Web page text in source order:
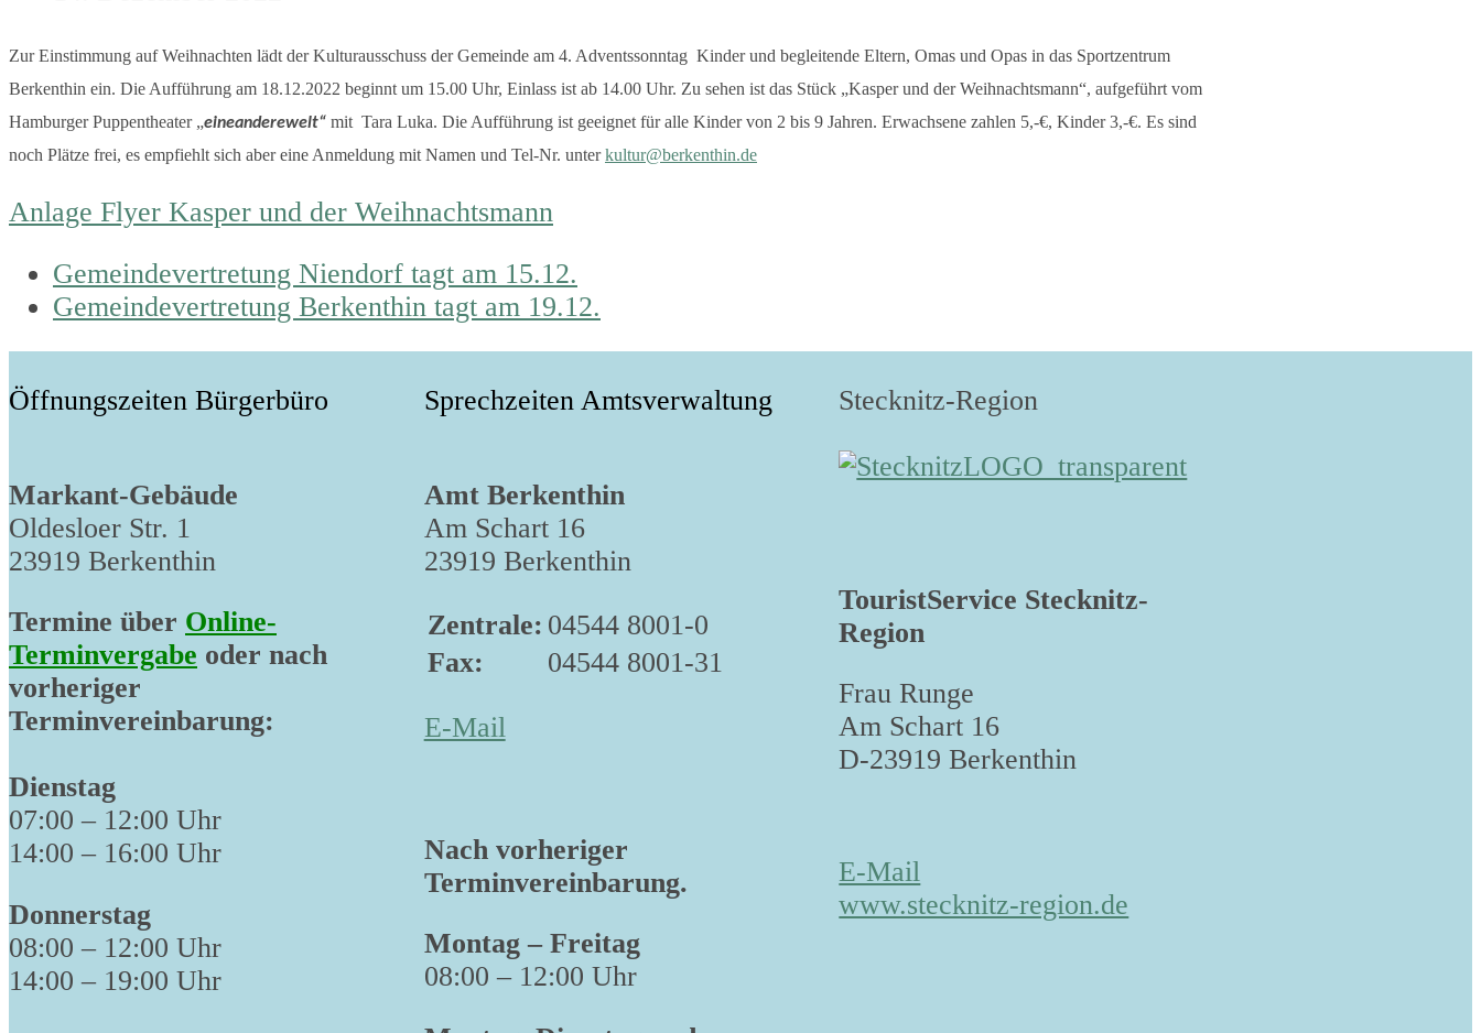
Zur Einstimmung auf Weihnachten lädt der Kulturausschuss der Gemeinde am 4. Adventssonntag Kinder und begleitende Eltern, Omas und Opas in das Sportzentrum
Berkenthin ein. Die Aufführung am 18.12.2022 beginnt um 15.00 Uhr, Einlass ist ab 14.00 Uhr. Zu sehen ist das Stück „Kasper und der Weihnachtsmann“, aufgeführt vom
Hamburger Puppentheater „eineanderewelt“ mit Tara Luka. Die Aufführung ist geeignet für alle Kinder von 2 bis 9 Jahren. Erwachsene zahlen 5,-€, Kinder 3,-€. Es sind
noch Plätze frei, es empfiehlt sich aber eine Anmeldung mit Namen und Tel-Nr. unterkultur@berkenthin.de
Anlage Flyer Kasper und der Weihnachtsmann
previous
post:
Gemeindevertretung Niendorf tagt am 15.12.
next
Gemeindevertretung Berkenthin tagt am 19.12.
Öffnungszeiten Bürgerbüro
Markant-Gebäude
Oldesloer Str. 1
23919 Berkenthin
Termine über Online-
Terminvergabe oder nach
vorheriger
Terminvereinbarung:
Dienstag
07:00 – 12:00 Uhr
14:00 – 16:00 Uhr
Donnerstag
08:00 – 12:00 Uhr
14:00 – 19:00 Uhr
Sprechzeiten Amtsverwaltung
Amt Berkenthin
Am Schart 16
23919 Berkenthin
Zentrale: 04544 8001-0
Fax:
04544 8001-31
E-Mail
Nach vorheriger
Terminvereinbarung.
Montag – Freitag
08:00 – 12:00 Uhr
Stecknitz-Region
TouristService Stecknitz-
Region
Frau Runge
Am Schart 16
D-23919 Berkenthin
E-Mail
www.stecknitz-region.de